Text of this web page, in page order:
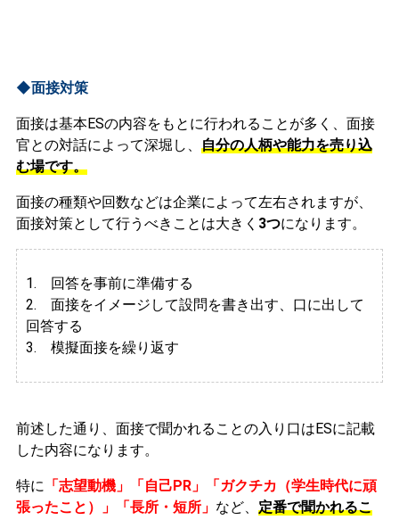
◆面接対策
面接は基本ESの内容をもとに行われることが多く、面接
官との対話によって深堀し、 自分の人柄や能力を売り込
む場です。
面接の種類や回数などは企業によって左右されますが、
面接対策として行うべきことは大きく 3つになります。
1. 回答を事前に準備する
2. 面接をイメージして設問を書き出す、口に出して
回答する
3. 模擬面接を繰り返す
前述した通り、面接で聞かれることの入り口はESに記載
した内容になります。
特に 「志望動機」「自己PR」「ガクチカ（学生時代に頑
張ったこと）」「長所・短所」 など、 定番で聞かれるこ